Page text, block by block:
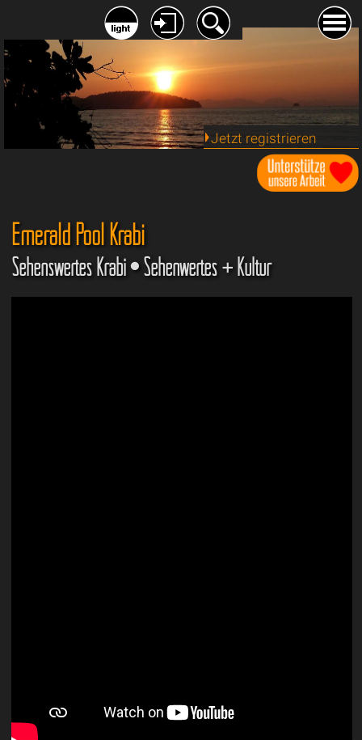
Jetzt registrieren
Emerald Pool Krabi
Sehenswertes Krabi • Sehenwertes + Kultur